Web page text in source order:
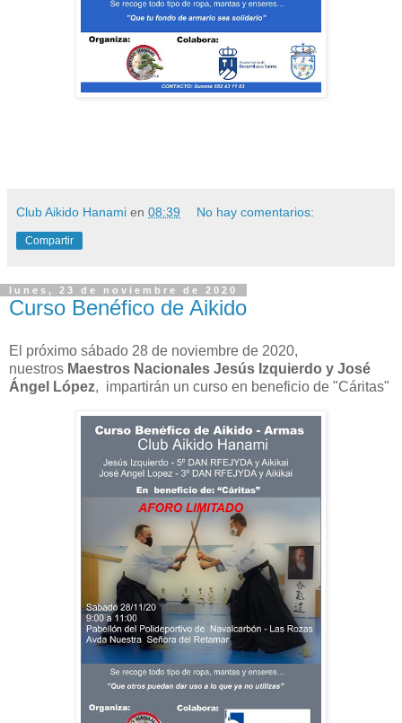
Club Aikido Hanami en 08:39 No hay comentarios:
Compartir
lunes, 23 de noviembre de 2020
Curso Benéfico de Aikido
El próximo sábado 28 de noviembre de 2020,
nuestros Maestros Nacionales Jesús Izquierdo y José
Ángel López, impartirán un curso en beneficio de "Cáritas"